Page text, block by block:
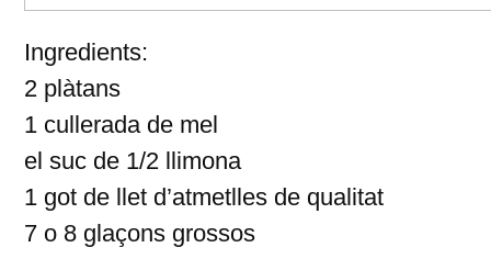
Ingredients:
2 plàtans
1 cullerada de mel
el suc de 1/2 llimona
1 got de llet d’atmetlles de qualitat
7 o 8 glaçons grossos